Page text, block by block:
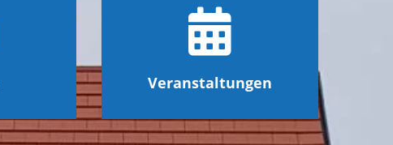
Veranstaltungen